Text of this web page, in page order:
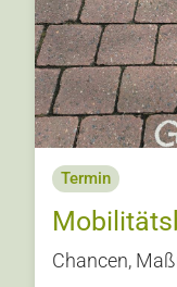
Termin
Chancen,